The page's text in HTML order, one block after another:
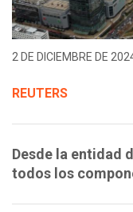
2 DE DICIEMBRE DE
REUTERS
Desde la entidad
todos los